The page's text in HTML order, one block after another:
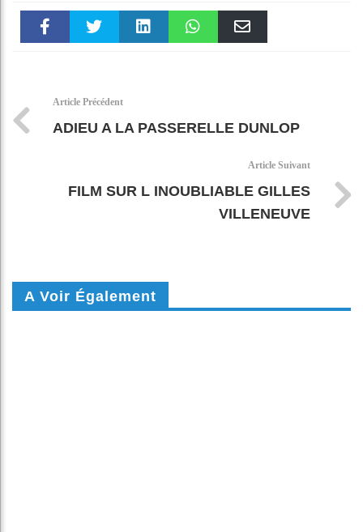
Article Précédent
ADIEU A LA PASSERELLE DUNLOP
Article Suivant
FILM SUR L INOUBLIABLE GILLES
VILLENEUVE
A Voir Également